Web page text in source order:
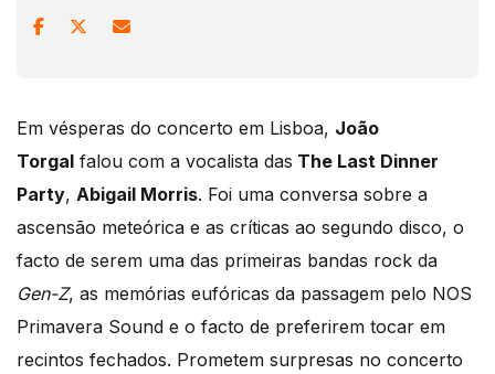
Em vésperas do concerto em Lisboa, João
Torgal falou com a vocalista das The Last Dinner
Party, Abigail Morris. Foi uma conversa sobre a
ascensão meteórica e as críticas ao segundo disco, o
facto de serem uma das primeiras bandas rock da
Gen-Z, as memórias eufóricas da passagem pelo NOS
Primavera Sound e o facto de preferirem tocar em
recintos fechados. Prometem surpresas no concerto